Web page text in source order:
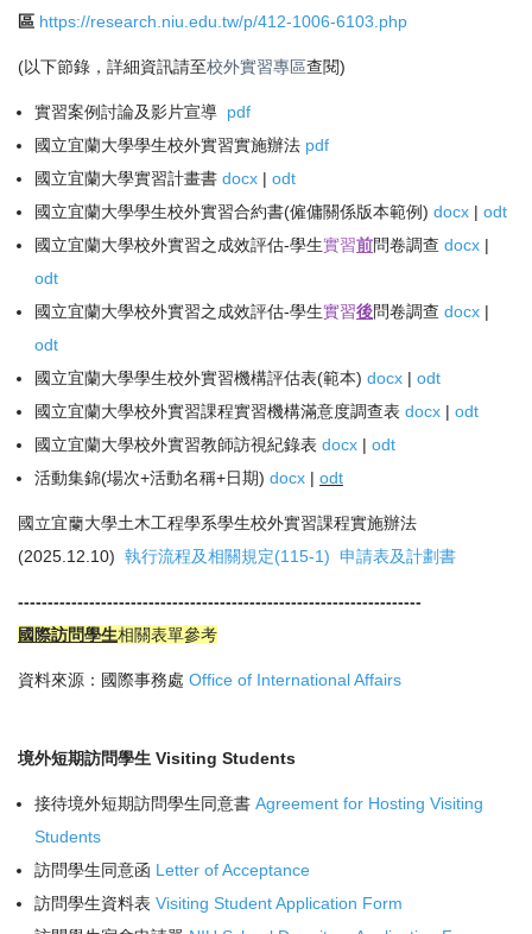
區 https://research.niu.edu.tw/p/412-1006-6103.php
(以下節錄，詳細資訊請至校外實習專區查閱)
實習案例討論及影片宣導 pdf
國立宜蘭大學學生校外實習實施辦法 pdf
國立宜蘭大學實習計畫書 docx | odt
國立宜蘭大學學生校外實習合約書(僱傭關係版本範例) docx | odt
國立宜蘭大學校外實習之成效評估-學生實習前問卷調查 docx |
odt
國立宜蘭大學校外實習之成效評估-學生實習後問卷調查 docx |
odt
國立宜蘭大學學生校外實習機構評估表(範本) docx | odt
國立宜蘭大學校外實習課程實習機構滿意度調查表 docx | odt
國立宜蘭大學校外實習教師訪視紀錄表 docx | odt
活動集錦(場次+活動名稱+日期) docx | odt
國立宜蘭大學土木工程學系學生校外實習課程實施辦法
(2025.12. 10) 執行流程及相關規定(115-1) 申請表及計劃書
--------------------------------------------------------------------
國際訪問學生相關表單參考
資料來源：國際事務處 Office of International Affairs
境外短期訪問學生 Visiting Students
接待境外短期訪問學生同意書 Agreement for Hosting Visiting
Students
訪問學生同意函 Letter of Acceptance
訪問學生資料表 Visiting Student Application Form